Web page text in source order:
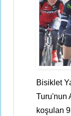
Bisiklet
Turu'nun
koşulan